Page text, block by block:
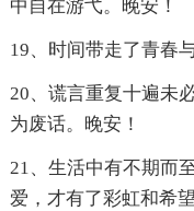
中自在游弋。晚安！
19、时间带走了青春
20、谎言重复十遍未
为废话。晚安！
21、生活中有不期而
爱，才有了彩虹和希